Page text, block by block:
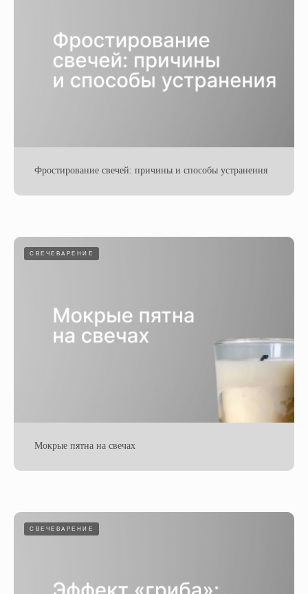
Фростирование свечей: причины и способы устранения
СВЕЧЕВАРЕНИЕ
Мокрые пятна на свечах
СВЕЧЕВАРЕНИЕ